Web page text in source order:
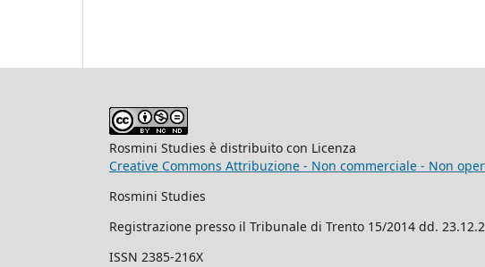
Rosmini Studies è distribuito con Licenza
Creative Commons Attribuzione - Non commerciale - Non
Rosmini Studies
Registrazione presso il Tribunale di Trento 15/2014 dd.
ISSN 2385-216X